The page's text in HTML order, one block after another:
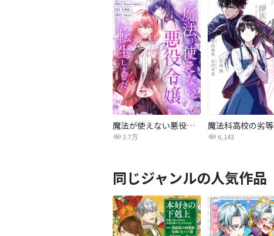
魔法が使えない悪役令嬢に転生しました【タテヨミ】
3.7万 6,143
同じジャンルの人気作品